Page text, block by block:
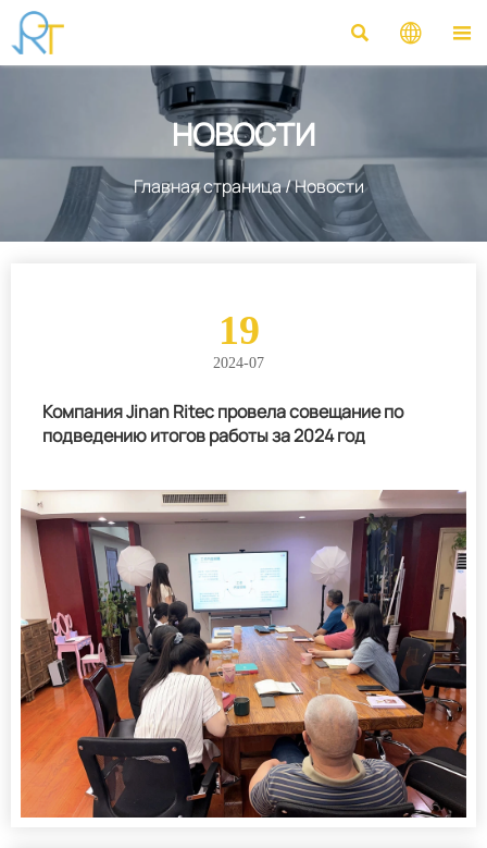
  
НОВОСТИ
Главная страница/Новости
19
2024-07
Компания Jinan Ritec провела совещание по
подведению итогов работы за 2024 год